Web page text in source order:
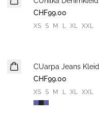
CHF99.00
XS S M L XL XXL
Neuheiten
CUarpa Jeans Kleid
CHF99.00
XS S M L XL XXL